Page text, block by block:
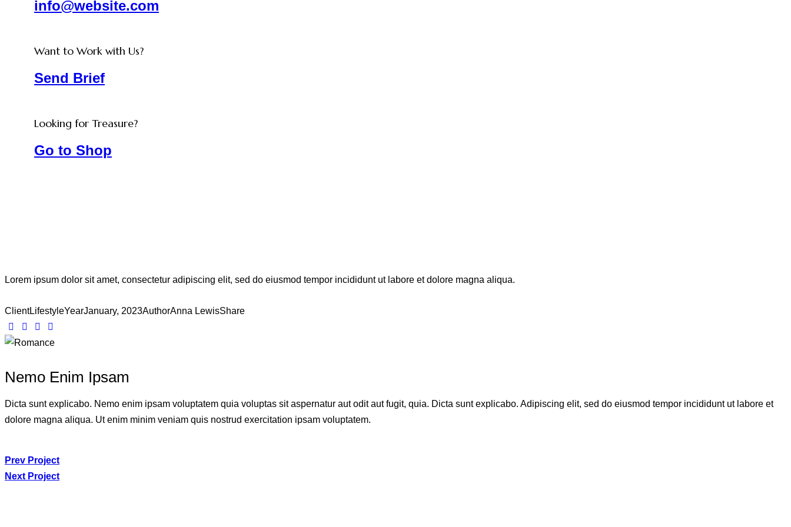
info@website.com
Want to Work with Us?
Send Brief
Looking for Treasure?
Go to Shop
Lorem ipsum dolor sit amet, consectetur adipiscing elit, sed do eiusmod tempor incididunt ut labore et dolore magna aliqua.
ClientLifestyleYearJanuary, 2023AuthorAnna LewisShare
Twitter-
new
Facebook
Share-
email
Copy
URL
clipboard
Nemo Enim Ipsam
Dicta sunt explicabo. Nemo enim ipsam voluptatem quia voluptas sit aspernatur aut odit aut fugit, quia. Dicta sunt explicabo. Adipiscing elit, sed do eiusmod tempor incididunt ut labore et
dolore magna aliqua. Ut enim minim veniam quis nostrud exercitation ipsam voluptatem.
Navegación
Prev Project
Next Project